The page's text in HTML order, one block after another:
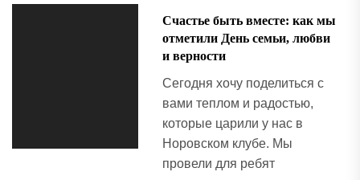
Счастье быть вместе: как мы
отметили День семьи, любви
и верности
Сегодня хочу поделиться с
вами теплом и радостью,
которые царили у нас в
Норовском клубе. Мы
провели для ребят